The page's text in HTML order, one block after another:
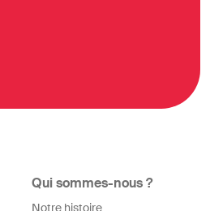
Qui sommes-nous ?
Notre histoire